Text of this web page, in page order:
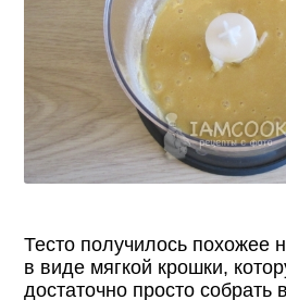
Тесто получилось похожее
в виде мягкой крошки,
достаточно просто собрать